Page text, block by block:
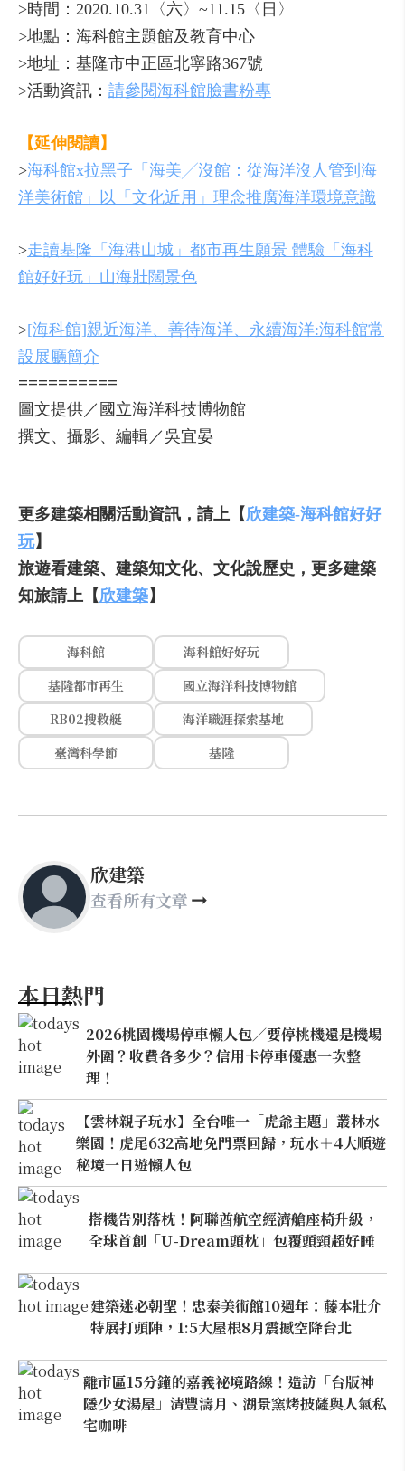
>時間：2020.10.31〈六〉~11.15〈日〉
>地點：海科館主題館及教育中心
>地址：基隆市中正區北寧路367號
>活動資訊： 請參閱海科館臉書粉專
【延伸閱讀】
>海科館x拉黑子「海美╱沒館：從海洋沒人管到海
洋美術館」以「文化近用」理念推廣海洋環境意識
>走讀基隆「海港山城」都市再生願景 體驗「海科
館好好玩」山海壯闊景色
>[海科館]親近海洋、善待海洋、永續海洋:海科館常
設展廳簡介
==========
圖文提供／國立海洋科技博物館
撰文、攝影、編輯／吳宜晏
更多建築相關活動資訊，請上【欣建築-海科館好好
玩】
旅遊看建築、建築知文化、文化說歷史，更多建築
知旅請上【欣建築】
海科館
海科館好好玩
基隆都市再生
國立海洋科技博物館
RB02搜救艇
海洋職涯探索基地
臺灣科學節
基隆
欣建築
查看所有文章
本日熱門
2026桃園機場停車懶人包／要停桃機還是機場
外圍？收費各多少？信用卡停車優惠一次整
理！
【雲林親子玩水】全台唯一「虎爺主題」叢林水
樂園！虎尾632高地免門票回歸，玩水＋4大順遊
秘境一日遊懶人包
搭機告別落枕！阿聯酋航空經濟艙座椅升級，
全球首創「U-Dream頭枕」包覆頭頸超好睡
建築迷必朝聖！忠泰美術館10週年：藤本壯介
特展打頭陣，1:5大屋根8月震撼空降台北
離市區15分鐘的嘉義祕境路線！造訪「台版神
隱少女湯屋」清豐濤月、湖景窯烤披薩與人氣私
宅咖啡